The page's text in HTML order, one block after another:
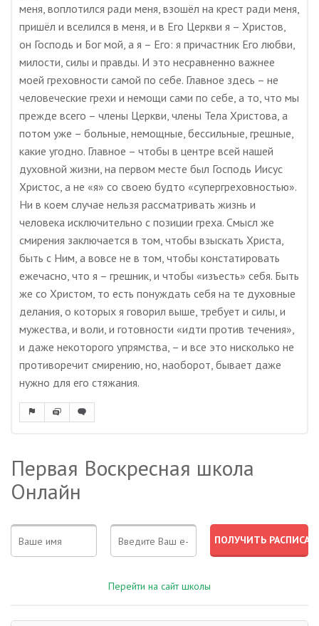
меня, воплотился ради меня, взошёл на крест ради меня,
пришёл и вселился в меня, и в Его Церкви я – Христов,
он Господь и Бог мой, а я – Его: я причастник Его любви,
милости, силы и правды. И это несравненно важнее
моей греховности самой по себе. Главное здесь – не
человеческие грехи и немощи сами по себе, а то, что мы
прежде всего – члены Церкви, члены Тела Христова, а
потом уже – больные, немощные, бессильные, грешные,
какие угодно. Главное – чтобы в центре всей нашей
духовной жизни, на первом месте был Господь Иисус
Христос, а не «я» со своею будто «супергреховностью».
Ни в коем случае нельзя рассматривать жизнь и
человека исключительно с позиции греха. Смысл же
смирения заключается в том, чтобы взыскать Христа,
быть с Ним, а вовсе не в том, чтобы констатировать
ежечасно, что я – грешник, и чтобы «изъесть» себя. Быть
же со Христом, то есть понуждать себя на те духовные
делания, о которых я говорил выше, требует и силы, и
мужества, и воли, и готовности «идти против течения»,
и даже некоторого упрямства, – и все это нисколько не
противоречит смирению, но, наоборот, бывает даже
нужно для его стяжания.
Первая Воскресная школа
Онлайн
Перейти на сайт школы